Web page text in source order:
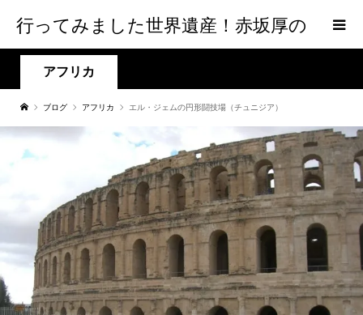
行ってみました世界遺産！赤坂厚の
world Heritage
アフリカ
ブログ アフリカ エル・ジェムの円形闘技場（チュニジア）